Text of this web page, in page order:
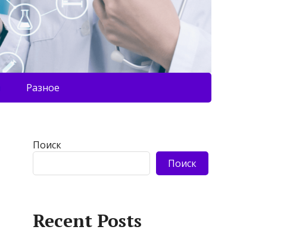
Разное
Поиск
Поиск
Recent Posts